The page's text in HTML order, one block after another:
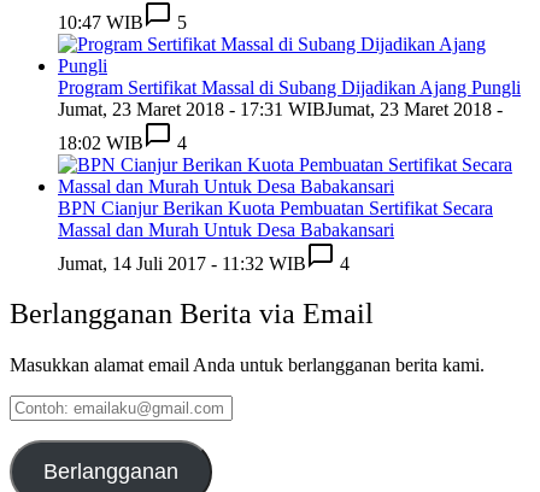
10:47 WIB
5
Program Sertifikat Massal di Subang Dijadikan Ajang Pungli
Jumat, 23 Maret 2018 - 17:31 WIBJumat, 23 Maret 2018 -
18:02 WIB
4
BPN Cianjur Berikan Kuota Pembuatan Sertifikat Secara
Massal dan Murah Untuk Desa Babakansari
Jumat, 14 Juli 2017 - 11:32 WIB
4
Berlangganan Berita via Email
Masukkan alamat email Anda untuk berlangganan berita kami.
Contoh:
emailaku@gmail.com
Berlangganan